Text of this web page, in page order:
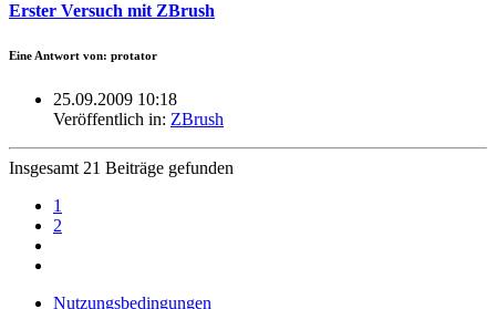
Erster Versuch mit ZBrush
Eine Antwort von: protator
25.09.2009 10:18
Veröffentlich in: ZBrush
Insgesamt 21 Beiträge gefunden
1
2
Nutzungsbedingungen